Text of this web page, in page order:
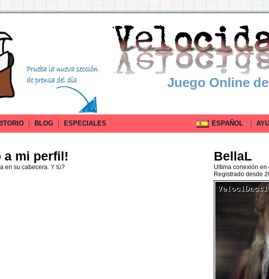
Juego Online
BLOG ESPECIALES ESPAÑOL
a mi perfil!
en su cabecera. Y tú?
BellaL
Ultima conexión
Registrado desde